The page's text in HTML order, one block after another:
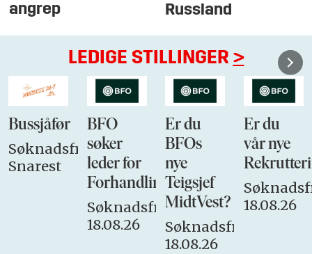
angrep
Russland
LEDIGE STILLINGER >
Bussjåfør
Søknadsfrist:
Snarest
BFO
søker
leder for
Forhandlingsutvalget
Søknadsfrist:
18.08.26
Er du
BFOs
nye
Teigsjef
MidtVest?
Søknadsfrist:
18.08.26
Er du
vår nye
18.08.26